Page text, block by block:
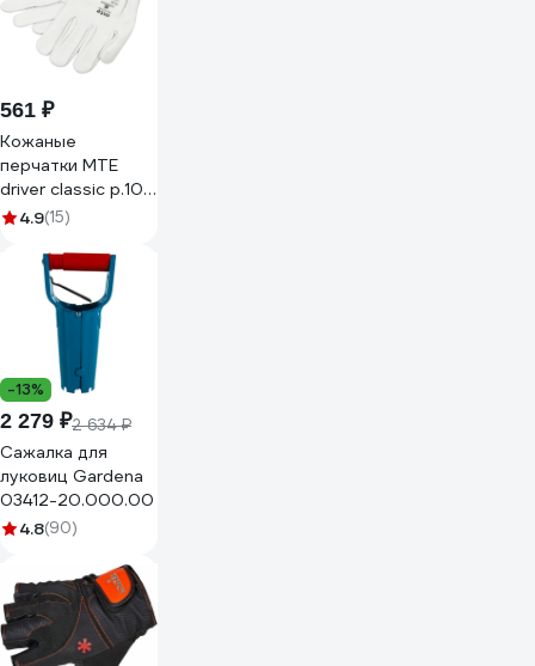
561 ₽
Кожаные
перчатки MTE
driver classic р.10
2350000410
4.9(15)
-13%
2 279 ₽2 634 ₽
Сажалка для
луковиц Gardena
03412-20.000.00
4.8(90)